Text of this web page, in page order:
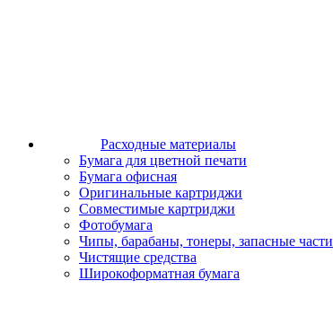
Расходные материалы
Бумага для цветной печати
Бумага офисная
Оригинальные картриджи
Совместимые картриджи
Фотобумага
Чипы, барабаны, тонеры, запасные части
Чистящие средства
Широкоформатная бумага